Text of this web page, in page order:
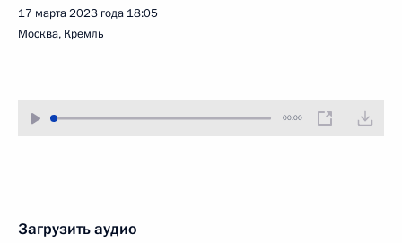
17 марта 2023 года 18:05
Москва, Кремль
00:00
Загрузить аудио